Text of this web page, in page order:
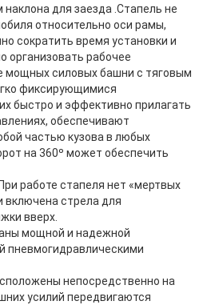
для заезда .Стапель не
относительно оси рамы,
сократить время установки и
организовать рабочее
мощных силовых башни с тяговым
фиксирующимися
быстро и эффективно прилагать
обеспечивают
частью кузова в любых
на 360º может обеспечить
работе стапеля нет «мертвых
включена стрела для
вверх.
мощной и надежной
пневмогидравлическими
непосредственно на
усилий передвигаются